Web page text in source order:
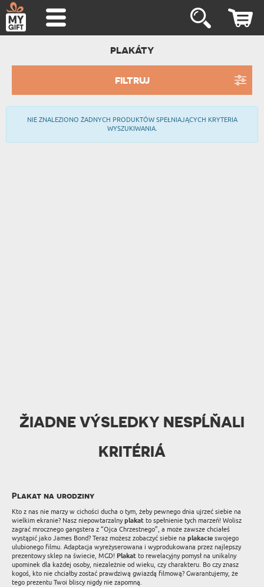
PLAKÁTY
FILTRUJ
NIE ZNALEZIONO ŻADNYCH PRODUKTÓW SPEŁNIAJĄCYCH KRYTERIA
WYSZUKIWANIA.
ŽIADNE VÝSLEDKY NESPĹŇALI
KRITÉRIÁ
Plakat na urodziny
Kto z nas nie marzy w cichości ducha o tym, żeby pewnego dnia ujrzeć siebie na
wielkim ekranie? Nasz niepowtarzalnyplakat to spełnienie tych marzeń! Wolisz
zagrać mrocznego gangstera z “Ojca Chrzestnego”, a może zawsze chciałeś
wystąpić jako James Bond? Teraz możesz zobaczyć siebie na plakacie swojego
ulubionego filmu. Adaptacja wyreżyserowana i wyprodukowana przez najlepszy
prezentowy sklep na świecie, MGD! Plakat to rewelacyjny pomysł na unikalny
upominek dla każdej osoby, niezależnie od wieku, czy charakteru. Bo czy znasz
kogoś, kto nie chciałby zostać prawdziwą gwiazdą filmową? Gwarantujemy, że
tego prezentu Twoi bliscy nigdy nie zapomną.